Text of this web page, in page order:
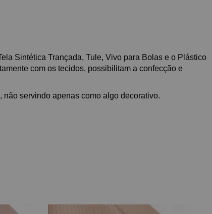
Sintética Trançada, Tule, Vivo para Bolas e o Plástico
com os tecidos, possibilitam a confecção e
servindo apenas como algo decorativo.